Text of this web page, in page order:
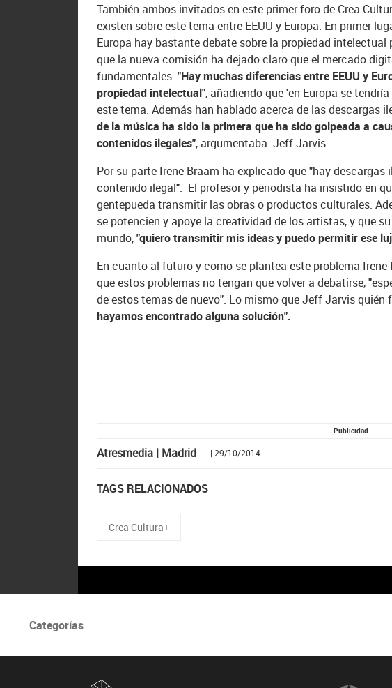
También ambos invitados en este primer foro de Crea
existen sobre este tema entre EEUU y Europa. En primer
Europa hay bastante debate sobre la propiedad
que la nueva comisión ha dejado claro que el mercado
fundamentales."Hay muchas diferencias entre EEUU y
propiedad intelectual", añadiendo que 'en Europa se
este tema. Además han hablado acerca de las descargas
de la música ha sido la primera que ha sido golpeada a
contenidos ilegales", argumentaba Jeff Jarvis.
Por su parte Irene Braam ha explicado que "hay descargas
contenido ilegal". El profesor y periodista ha insistido en
gentepueda transmitir las obras o productos culturales.
se potencien y apoye la creatividad de los artistas, y que
mundo,"quiero transmitir mis ideas y puedo permitir ese
En cuanto al futuro y como se plantea este problema
que estos problemas no tengan que volver a debatirse,
de estos temas de nuevo". Lo mismo que Jeff Jarvis
hayamos encontrado alguna solución".
Publicidad
Atresmedia | Madrid | 29/10/2014
TAGS RELACIONADOS
Crea Cultura+
Categorías